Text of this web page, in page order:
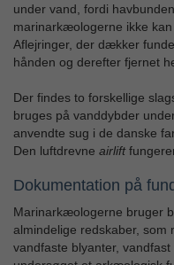
under vand, fordi
marinarkæologerne ikke
Aflejringer, der dækker
hånden og derefter fjernet
Der findes to forskellige
bruges på vanddybder
anvendte sug i de danske
Den luftdrevne airlift
Dokumentation på
Marinarkæologerne bruger
almindelige redskaber, som
vandfaste blyanter,